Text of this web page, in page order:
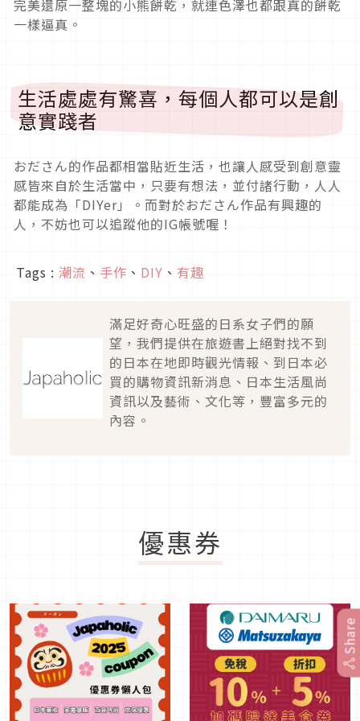
完美還原一整塊的小熊餅乾，就連色澤也都跟真的餅乾
一樣逼真。
生活處處有驚喜，每個人都可以是創
意實踐者
おださん的作品都相當貼近生活，也讓人感受到創意靈
感皆來自於生活當中，只要有想法，並付諸行動，人人
都能成為「DIYer」。而對於おださん作品有興趣的
人，不妨也可以追蹤他的IG帳號喔！
Tags : 潮流 、 手作 、 DIY 、 有趣
滿足好奇心旺盛的日系女子們的願
望，我們提供在旅遊書上絕對找不到
的日本在地即時觀光情報、到日本必
買的購物資訊新消息、日本生活風尚
資訊以及藝術、文化等，豐富多元的
內容。
優惠券
Share